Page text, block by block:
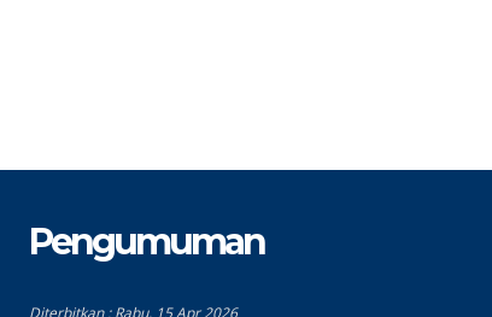
Pengumuman
Diterbitkan :Rabu, 15 Apr 2026